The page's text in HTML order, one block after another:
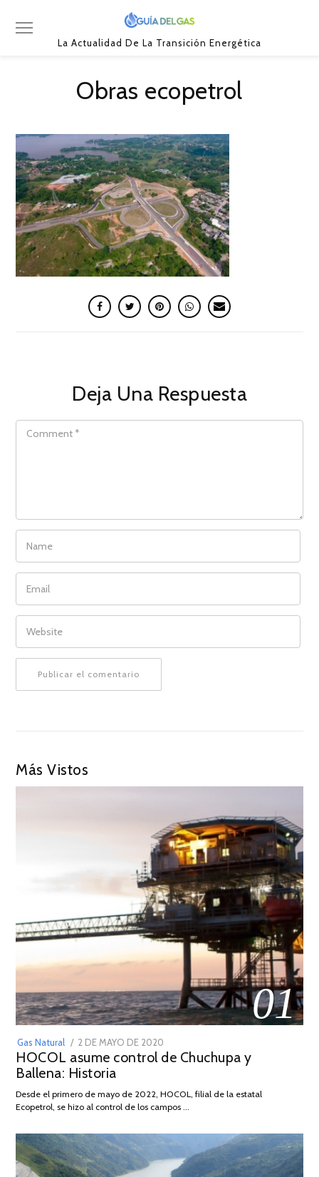
La Actualidad De La Transición Energética
Obras ecopetrol
Deja Una Respuesta
COMMENT
NAME
EMAIL
WEBSITE
Más Vistos
01
Gas Natural
POSTED
ON
2 DE MAYO DE 2020
DE
2026
HOCOL asume control de Chuchupa y
Ballena: Historia
Desde el primero de mayo de 2022, HOCOL, filial de la estatal
Ecopetrol, se hizo al control de los campos …